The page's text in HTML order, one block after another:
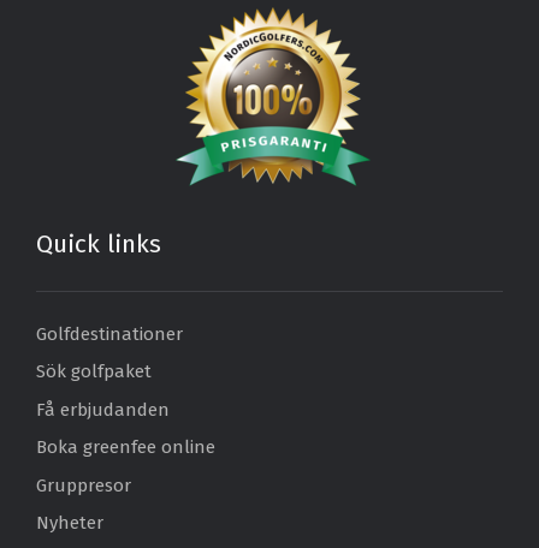
Quick links
Golfdestinationer
Sök golfpaket
Få erbjudanden
Boka greenfee online
Gruppresor
Nyheter